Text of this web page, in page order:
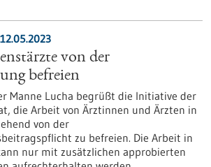
von der
befreien
Manne Lucha begrüßt die Initiative der
die Arbeit von Ärztinnen und Ärzten in
von der
zu befreien. Die Arbeit in
nur mit zusätzlichen approbierten